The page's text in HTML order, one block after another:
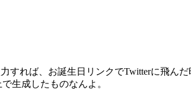
すれば、お誕生日リンクでTwitterに飛ん
生成したものなんよ。